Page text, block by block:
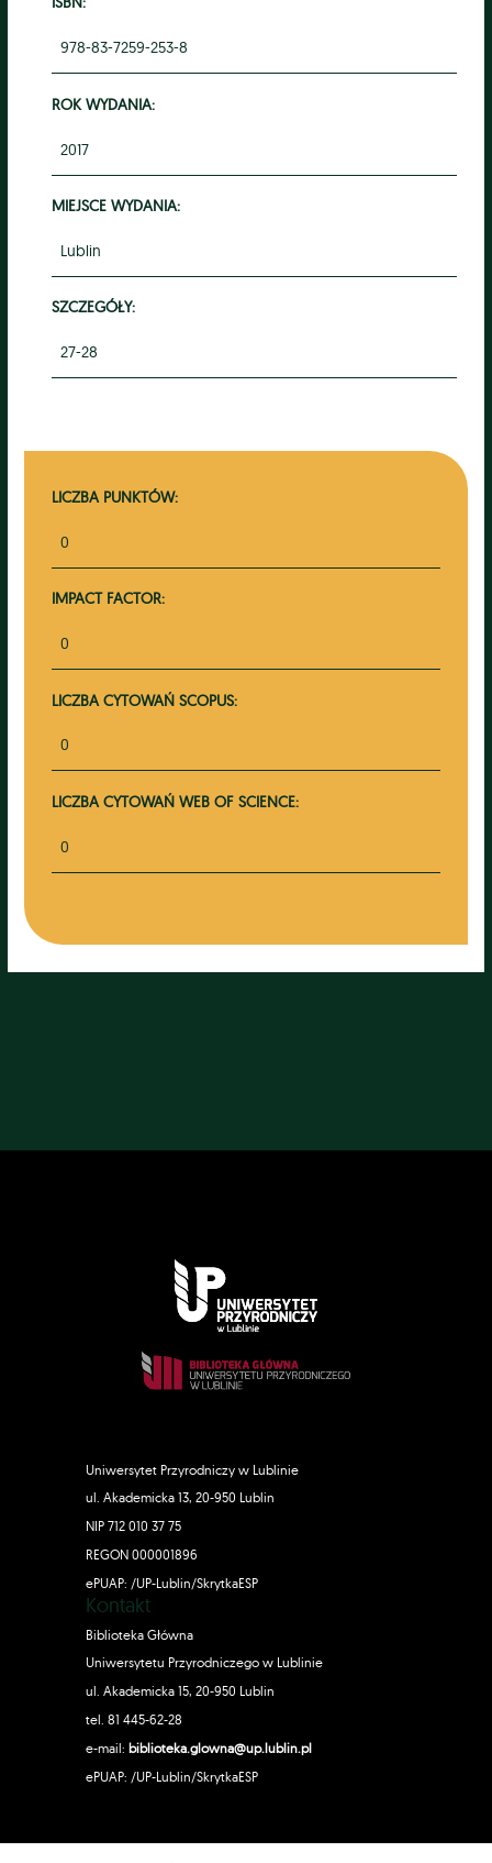
978-83-7259-253-8
ROK WYDANIA:
2017
MIEJSCE WYDANIA:
Lublin
SZCZEGÓŁY:
27-28
LICZBA PUNKTÓW:
0
IMPACT FACTOR:
0
LICZBA CYTOWAŃ SCOPUS:
0
LICZBA CYTOWAŃ WEB OF SCIENCE:
0
Uniwersytet Przyrodniczy w Lublinie
ul. Akademicka 13, 20-950 Lublin
NIP 712 010 37 75
REGON 000001896
ePUAP: /UP-Lublin/SkrytkaESP
Kontakt
Biblioteka Główna
Uniwersytetu Przyrodniczego w Lublinie
ul. Akademicka 15, 20-950 Lublin
tel. 81 445-62-28
e-mail: biblioteka.glowna@up.lublin.pl
ePUAP: /UP-Lublin/SkrytkaESP